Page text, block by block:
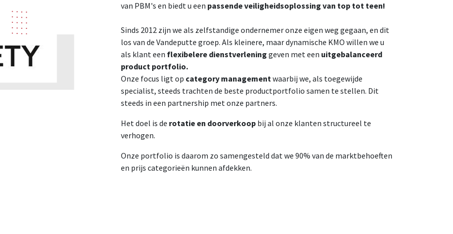
van PBM's en biedt u een passende veiligheidsoplossing van top tot teen!
Sinds 2012 zijn we als zelfstandige ondernemer onze eigen weg gegaan, en dit
los van de Vandeputte groep. Als kleinere, maar dynamische KMO willen we u
als klant een flexibelere dienstverlening geven met een uitgebalanceerd
product portfolio.
Onze focus ligt op category managementwaarbij we, als toegewijde
specialist, steeds trachten de beste productportfolio samen te stellen. Dit
steeds in een partnership met onze partners.
Het doel is de rotatie en doorverkoop bij al onze klanten structureel te
verhogen.
Onze portfolio is daarom zo samengesteld dat we 90% van de marktbehoeften
en prijs categorieën kunnen afdekken.